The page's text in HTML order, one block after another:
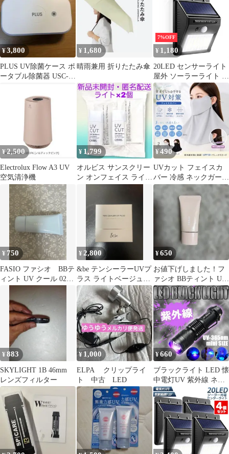
120°照明範囲 夜間自動
点灯 太陽光発電 庭 玄
関 駐車場 通路 ガーデ
ン LEDライト ガーデン
ライト 人感センサー セ
キュリテ
ット 撥水 折りたたみ
つば広 マリン 帽子 サ
¥3,800
PLUS UV除菌ケース ポ
ータブル除菌器 USC-
¥ 1,680
晴雨兼用 折りたたみ傘
7%OFF
¥ 1,180
20LED センサーライト
屋外 ソーラーライト 高
輝度 防犯 人感 防水 屋
外照明 120°照明範囲 防
犯ライト 夜間自動点灯
太陽光発電 庭 玄関 駐
車場 通路 ガーデン
LEDライト ガーデンラ
イト 人感センサー セキ
ュリテ
¥2,500
Electrolux Flow A3 UV
空気清浄機
¥ 1,799
オルビス サンスクリー
ン オンフェイス ライト
¥490
UVカット フェイスカ
バー 冷感 ネックガード
日焼け防止 マスク 紫外
線
¥ 750
FASIO ファシオ BBテ
ィント UV クール 02ラ
イトベージュ
¥ 2,800
&be テンシーラーUVプ
ラス ライトベージュ&
オレンジ
¥650
お値下げしました！フ
ァシオ BBティント UV
カバー 02 ライトベージ
ュ
¥883
SKYLIGHT 1B 46mm
レンズフィルター
¥1,000
ELPA クリップライ
ト 中古 LED
¥660
ブラックライト LED 懐
中電灯UV 紫外線 ネイ
ル